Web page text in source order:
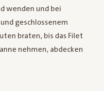
wenden und bei
geschlossenem
braten, bis das Filet
nehmen, abdecken